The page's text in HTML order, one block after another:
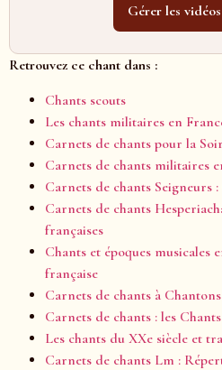
Gérer les
Retrouvez ce chant dans :
Chants scouts
Les chants militaires en
Carnets de chants pour la
Carnets de chants militaires
Carnets de chants
Carnets de chants
françaises
Chants et époques musicales
française
Carnets de chants à
Carnets de chants : les
Les chants du XXe siècle et
Carnets de chants Lm :